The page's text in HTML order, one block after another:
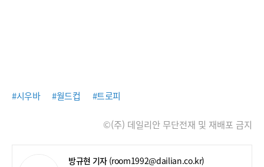
#시우바 #월드컵 #트로피
©(주) 데일리안 무단전재 및 재배포 금지
방규현 기자 (room1992@dailian.co.kr)